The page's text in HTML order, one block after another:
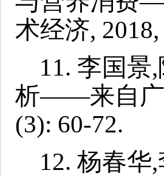
术经济,
11. 李国景
析——来自广
(3): 60-72.
12. 杨春华